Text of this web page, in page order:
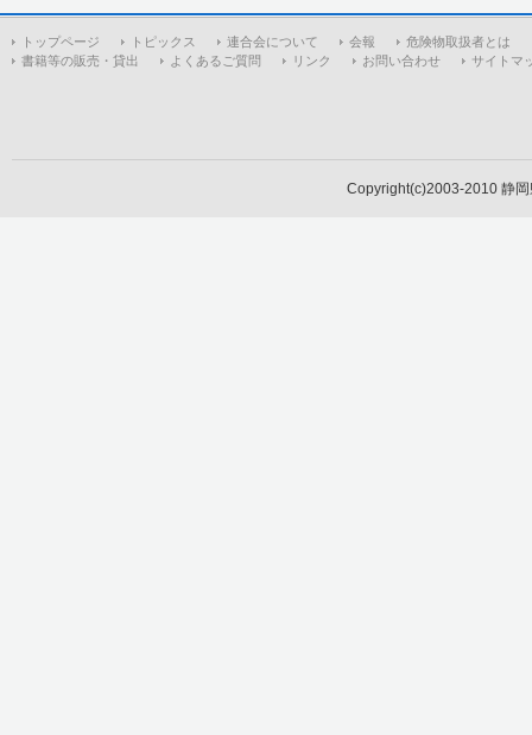
トップページ トピックス 連合会について 会報
危険物取扱者とは
書籍等の販売・貸出
よくあるご質問 リンク お問い合わせ サイトマ
Copyright(c)2003-2010 静